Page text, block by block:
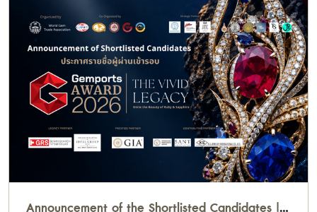
Announcement of the Shortlisted Candidates |